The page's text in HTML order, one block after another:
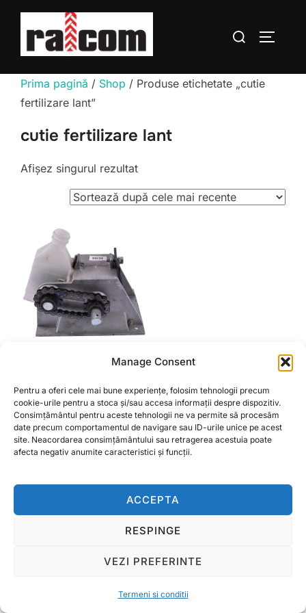
Manage Consent
Pentru a oferi cele mai bune experiențe, folosim tehnologii precum
cookie-urile pentru a stoca și/sau accesa informații despre dispozitiv.
Consimțământul pentru aceste tehnologii ne va permite să procesăm
date precum comportamentul de navigare sau ID-urile unice pe acest
site. Neacordarea consimțământului sau retragerea acestuia poate
afecta negativ anumite caracteristici și funcții.
ACCEPTA
RESPINGE
VEZI PREFERINTE
Termeni si conditii
conținut
Caută
Prima pagină / Shop / Produse etichetate „cutie
fertilizare lant”
cutie fertilizare lant
Afișez singurul rezultat
Cutie fertilizare
asamblata cu lant gros
240,00lei
ADAUGĂ ÎN COȘ
Inspiro ThemedeWPZOOM